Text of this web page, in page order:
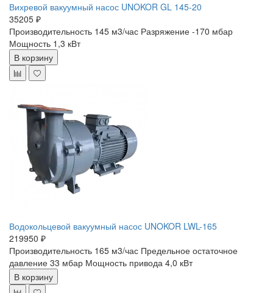
Вихревой вакуумный насос UNOKOR GL 145-20
35205 ₽
Производительность 145 м3/час Разряжение -170 мбар
Мощность 1,3 кВт
В корзину
Водокольцевой вакуумный насос UNOKOR LWL-165
219950 ₽
Производительность 165 м3/час Предельное остаточное
давление 33 мбар Мощность привода 4,0 кВт
В корзину